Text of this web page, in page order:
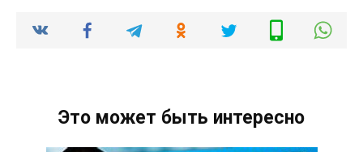
Это может быть интересно